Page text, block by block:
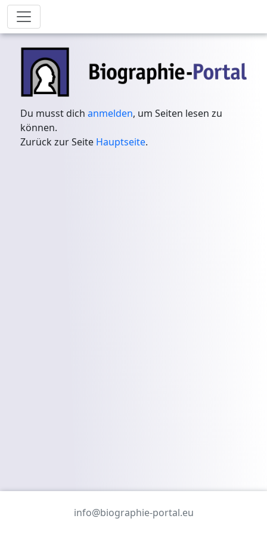
Du musst dichanmelden, um Seiten lesen zu
können.
Zurück zur Seite Hauptseite.
info@biographie-portal.eu